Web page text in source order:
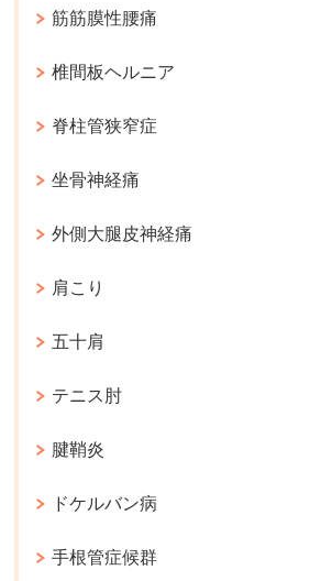
筋筋膜性腰痛
椎間板ヘルニア
脊柱管狭窄症
坐骨神経痛
外側大腿皮神経痛
肩こり
五十肩
テニス肘
腱鞘炎
ドケルバン病
手根管症候群